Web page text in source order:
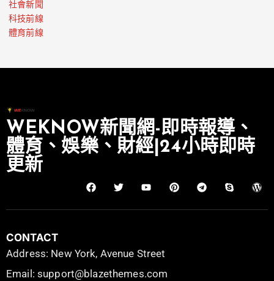
社會新聞
科技前線
體育前線
WEKNOW新聞網-即時報導、
體育、娛樂、財經|24小時即時
更新
CONTACT
Address: New York, Avenue Street
Email: support@blazethemes.com